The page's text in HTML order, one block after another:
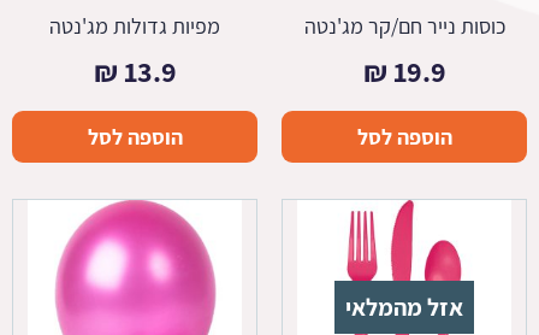
כוסות נייר חם/קר מג'נטה
19.9
₪
הוספה לסל
מפיות גדולות מג'נטה
13.9
₪
הוספה לסל
אזל מהמלאי